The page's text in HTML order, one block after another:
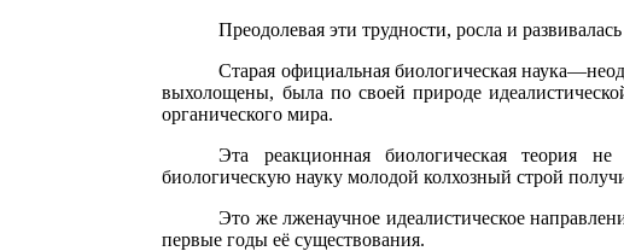
Преодолевая эти трудности, росла и
Старая официальная биологическая
выхолощены, была по своей природе
органического мира.
Эта реакционная биологическая теория
биологическую науку молодой колхозный строй
Это же лженаучное идеалистическое
первые годы её существования.